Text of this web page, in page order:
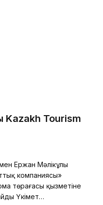
Kazakh Tourism
Ержан Мәлікұлы
компаниясы»
төрағасы қызметіне
Үкімет…